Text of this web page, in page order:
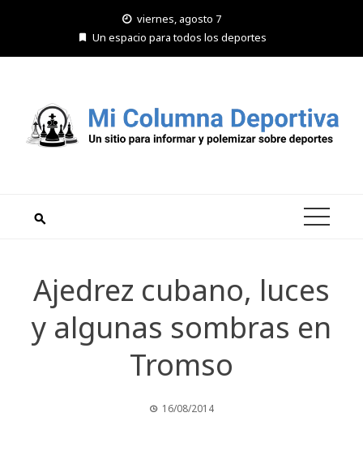
viernes, agosto 7
Un espacio para todos los deportes
Ajedrez cubano, luces
y algunas sombras en
Tromso
16/08/2014